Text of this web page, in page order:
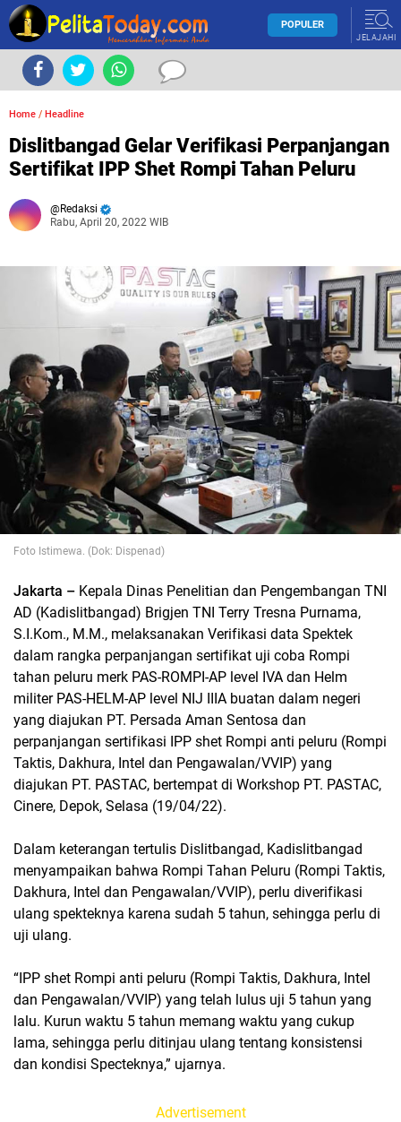
POPULER
JELAJAHI
Home / Headline
Dislitbangad Gelar Verifikasi Perpanjangan
Sertifikat IPP Shet Rompi Tahan Peluru
Redaksi
Rabu, April 20, 2022 WIB
Foto Istimewa. (Dok: Dispenad)
Jakarta – Kepala Dinas Penelitian dan Pengembangan TNI
AD (Kadislitbangad) Brigjen TNI Terry Tresna Purnama,
S.I.Kom., M.M., melaksanakan Verifikasi data Spektek
dalam rangka perpanjangan sertifikat uji coba Rompi
tahan peluru merk PAS-ROMPI-AP level IVA dan Helm
militer PAS-HELM-AP level NIJ IIIA buatan dalam negeri
yang diajukan PT. Persada Aman Sentosa dan
perpanjangan sertifikasi IPP shet Rompi anti peluru (Rompi
Taktis, Dakhura, Intel dan Pengawalan/VVIP) yang
diajukan PT. PASTAC, bertempat di Workshop PT. PASTAC,
Cinere, Depok, Selasa (19/04/22).
Dalam keterangan tertulis Dislitbangad, Kadislitbangad
menyampaikan bahwa Rompi Tahan Peluru (Rompi Taktis,
Dakhura, Intel dan Pengawalan/VVIP), perlu diverifikasi
ulang spekteknya karena sudah 5 tahun, sehingga perlu di
uji ulang.
“IPP shet Rompi anti peluru (Rompi Taktis, Dakhura, Intel
dan Pengawalan/VVIP) yang telah lulus uji 5 tahun yang
lalu. Kurun waktu 5 tahun memang waktu yang cukup
lama, sehingga perlu ditinjau ulang tentang konsistensi
dan kondisi Specteknya,” ujarnya.
Advertisement